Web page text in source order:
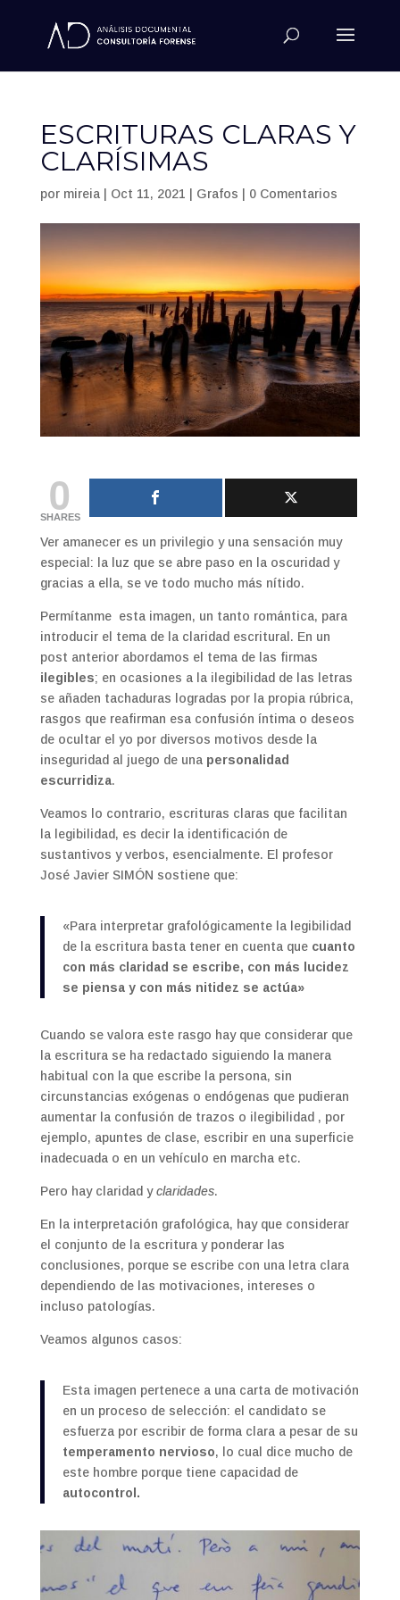
ESCRITURAS CLARAS Y
CLARÍSIMAS
por mireia| Oct 11, 2021 Grafos 0 Comentarios
0
SHARES
Ver amanecer es un privilegio y una sensación muy
especial: la luz que se abre paso en la oscuridad y
gracias a ella, se ve todo mucho más nítido.
Permítanme esta imagen, un tanto romántica, para
introducir el tema de la claridad escritural. En un
post anterior abordamos el tema de las firmas
ilegibles; en ocasiones a la ilegibilidad de las letras
se añaden tachaduras logradas por la propia rúbrica,
rasgos que reafirman esa confusión íntima o deseos
de ocultar el yo por diversos motivos desde la
inseguridad al juego de una personalidad
escurridiza.
Veamos lo contrario, escrituras claras que facilitan
la legibilidad, es decir la identificación de
sustantivos y verbos, esencialmente. El profesor
José Javier SIMÓN sostiene que:
«Para interpretar grafológicamente la legibilidad
de la escritura basta tener en cuenta que cuanto
con más claridad se escribe, con más lucidez
se piensa y con más nitidez se actúa»
Cuando se valora este rasgo hay que considerar que
la escritura se ha redactado siguiendo la manera
habitual con la que escribe la persona, sin
circunstancias exógenas o endógenas que pudieran
aumentar la confusión de trazos o ilegibilidad , por
ejemplo, apuntes de clase, escribir en una superficie
inadecuada o en un vehículo en marcha etc.
Pero hay claridad yclaridades.
En la interpretación grafológica, hay que considerar
el conjunto de la escritura y ponderar las
conclusiones, porque se escribe con una letra clara
dependiendo de las motivaciones, intereses o
incluso patologías.
Veamos algunos casos:
Esta imagen pertenece a una carta de motivación
en un proceso de selección: el candidato se
esfuerza por escribir de forma clara a pesar de su
temperamento nervioso, lo cual dice mucho de
este hombre porque tiene capacidad de
autocontrol.